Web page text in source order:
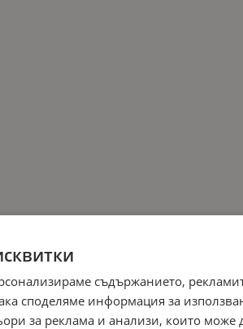
съдържанието,
споделяме информация за
за реклама и анализи, които може